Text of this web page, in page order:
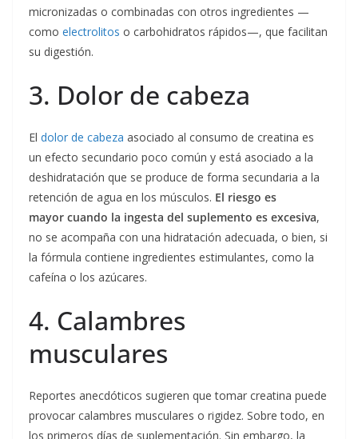
micronizadas o combinadas con otros ingredientes —
como electrolitos o carbohidratos rápidos—, que facilitan
su digestión.
3. Dolor de cabeza
El dolor de cabeza asociado al consumo de creatina es
un efecto secundario poco común y está asociado a la
deshidratación que se produce de forma secundaria a la
retención de agua en los músculos. El riesgo es
mayor cuando la ingesta del suplemento es excesiva,
no se acompaña con una hidratación adecuada, o bien, si
la fórmula contiene ingredientes estimulantes, como la
cafeína o los azúcares.
4. Calambres
musculares
Reportes anecdóticos sugieren que tomar creatina puede
provocar calambres musculares o rigidez. Sobre todo, en
los primeros días de suplementación. Sin embargo, la